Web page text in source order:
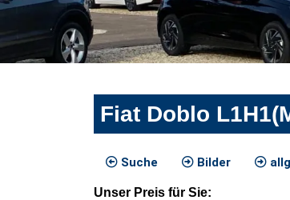
Fiat Doblo
Suche Bilder
Unser Preis für Sie: